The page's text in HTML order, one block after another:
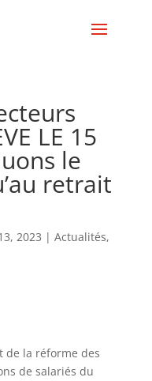
LE 15
le
retrait
2023 | Actualités,
de la réforme des
de salariés du